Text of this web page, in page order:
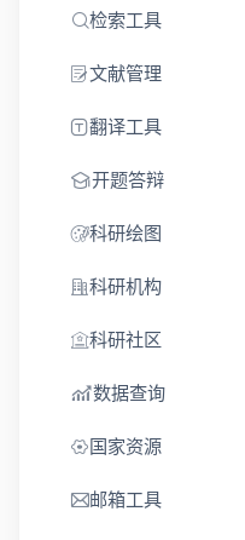
检索工具
文献管理
翻译工具
开题答辩
科研绘图
科研机构
科研社区
数据查询
国家资源
邮箱工具